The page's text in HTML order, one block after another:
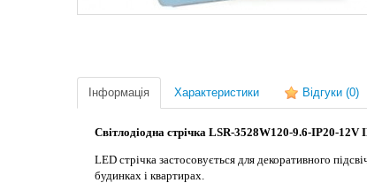
Інформація Характеристики Відгуки (0)
Світлодіодна стрічка LSR-3528W120-9.6-IP20-12V
LED стрічка застосовується для декоративного
будинках і квартирах.